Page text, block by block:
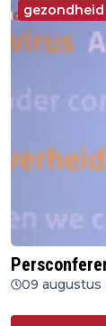
gezondheid
09 augustus